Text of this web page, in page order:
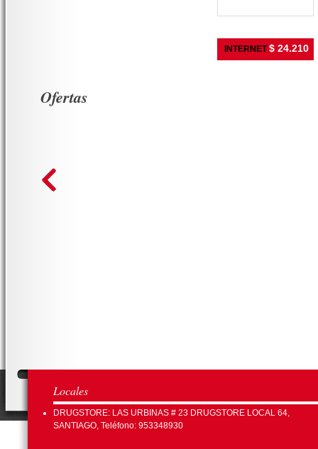
INTERNET $ 24.210
Ofertas
Locales
DRUGSTORE: LAS URBINAS # 23 DRUGSTORE LOCAL 64,
SANTIAGO, Teléfono: 953348930